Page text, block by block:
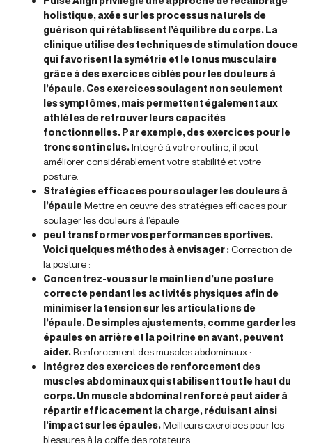
holistique, axée sur les processus naturels de
guérison qui rétablissent l’équilibre du corps. La
clinique utilise des techniques de stimulation douce
qui favorisent la symétrie et le tonus musculaire
grâce à des exercices ciblés pour les douleurs à
l’épaule. Ces exercices soulagent non seulement
les symptômes, mais permettent également aux
athlètes de retrouver leurs capacités
fonctionnelles. Par exemple, des exercices pour le
tronc sont inclus.Intégré à votre routine, il peut
améliorer considérablement votre stabilité et votre
posture.
Stratégies efficaces pour soulager les douleurs à
l’épauleMettre en œuvre des stratégies efficaces pour
soulager les douleurs à l’épaule
peut transformer vos performances sportives.
Voici quelques méthodes à envisager :Correction de
la posture :
Concentrez-vous sur le maintien d’une posture
correcte pendant les activités physiques afin de
minimiser la tension sur les articulations de
l’épaule. De simples ajustements, comme garder les
épaules en arrière et la poitrine en avant, peuvent
aider.Renforcement des muscles abdominaux :
Intégrez des exercices de renforcement des
muscles abdominaux qui stabilisent tout le haut du
corps. Un muscle abdominal renforcé peut aider à
répartir efficacement la charge, réduisant ainsi
l’impact sur les épaules.Meilleurs exercices pour les
blessures à la coiffe des rotateurs